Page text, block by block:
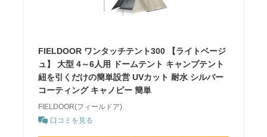
FIELDOOR ワンタッチテント300 【ライトベージ
ュ】 大型 4～6人用 ドームテント キャンプテント
紐を引くだけの簡単設営 UVカット 耐水 シルバー
コーティング キャノピー 簡単
FIELDOOR(フィールドア)
口コミを見る